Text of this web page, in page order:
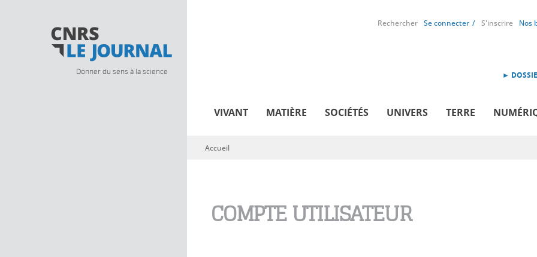
Donner du sens à la science
Rechercher Se connecter S'inscrire Nos
►
VIVANT MATIÈRE SOCIÉTÉS UNIVERS TERRE
Vous êtes ici
Accueil
COMPTE UTILISATEUR